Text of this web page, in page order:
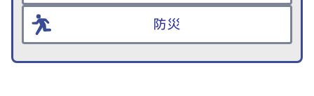
防災